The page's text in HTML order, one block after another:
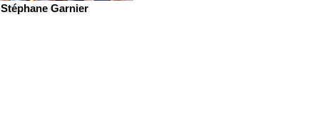
Stéphane Garnier